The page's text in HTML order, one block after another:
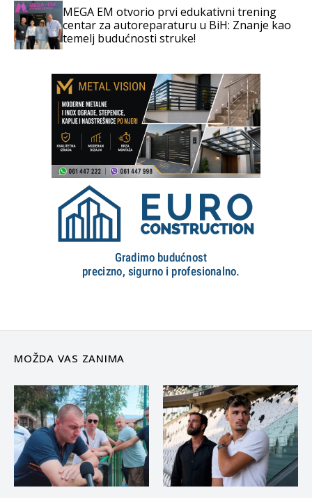
MEGA EM otvorio prvi edukativni trening
centar za autoreparaturu u BiH: Znanje kao
temelj budućnosti struke!
MOŽDA VAS ZANIMA